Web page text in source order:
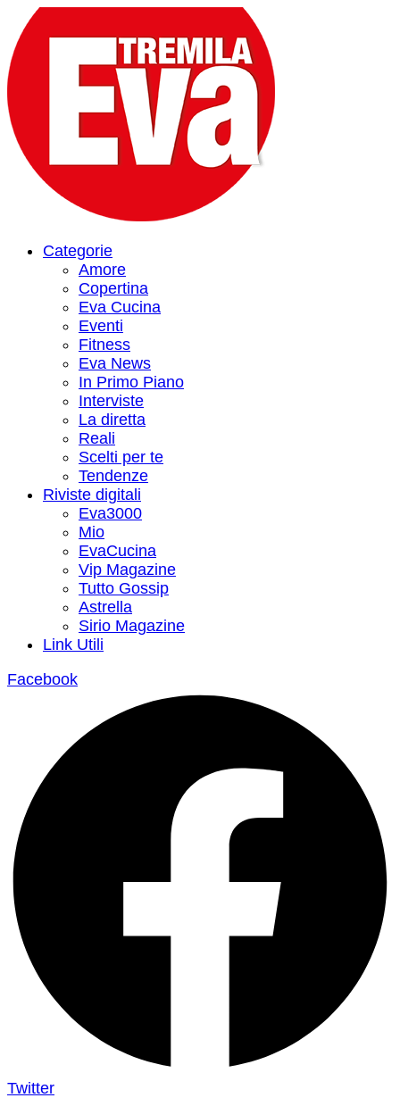
Categorie
Amore
Copertina
Eva Cucina
Eventi
Fitness
Eva News
In Primo Piano
Interviste
La diretta
Reali
Scelti per te
Tendenze
Riviste digitali
Eva3000
Mio
EvaCucina
Vip Magazine
Tutto Gossip
Astrella
Sirio Magazine
Link Utili
Facebook
Twitter